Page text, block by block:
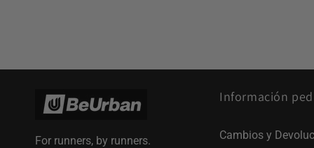
For runners, by runners.
Información
Cambios y